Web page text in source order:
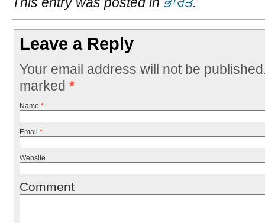
Leave a Reply
Your email address will not be
marked *
Name *
Email *
Website
Comment